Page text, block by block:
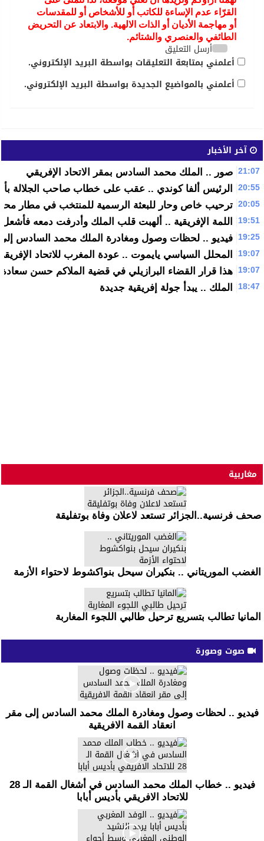
القرّاء عدم الإساءة للكاتب أو للأشخاص أو للمقدسات
أو مهاجمة الأديان أو الذات الالهية. والابتعاد عن التحريض
الطائفي والعنصري والشتائم.
أرسل التعليق
أعلمني بمتابعة التعليقات بواسطة البريد الإلكتروني.
أعلمني بالمواضيع الجديدة بواسطة البريد الإلكتروني.
آخر الأخبار
21:07 صور .. الملك محمد السادس بمقر الاتحاد الإفريقي
20:55 الرئيس ألفا كوندي .. عقب على خطاب صاحب الجلالة
20:05 ترحيب خاص وحار للبعثة الرسمية للمنتخب في مطار
19:51 اللمة الإفريقية .. ألهبت قلب الملك وأدرفت دمعه
19:25 فيديو .. لحظات وصول ومغادرة الملك محمد السادس إلى
19:07 المحلل السياسي يايموت .. عودة المغرب للاتحاد
19:07 هذا قرار القضاء البرازيلي في قضية الملاكم حسن سعادة
18:47 الملك .. يبدأ جولة إفريقية جديدة
مغاربية
صحف فرنسية..الجزائر تستعد لاعلان وفاة بوتفليقة
الغضب الموريتاني .. بنكيران سيحل بنواكشوط لاحتواء الأزمة
المانيا تطالب بتسريع ترحيل طالبي اللجوء المغاربة
صوت وصورة
فيديو .. لحظات وصول ومغادرة الملك محمد السادس إلى مقر
انعقاد القمة الافريقية
فيديو .. خطاب الملك محمد السادس في أشغال القمة الـ 28
للاتحاد الافريقي بأديس أبابا